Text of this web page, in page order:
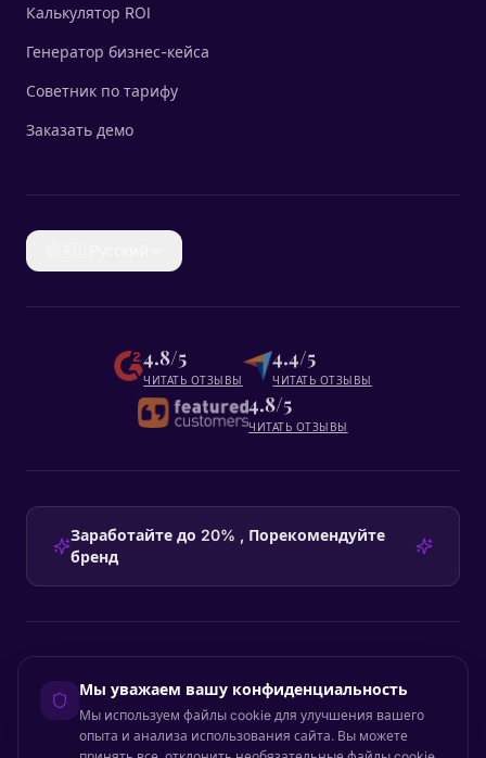
Калькулятор ROI
Генератор бизнес-кейса
Советник по тарифу
Заказать демо
4.8/5
ЧИТАТЬ ОТЗЫВЫ
4.4/5
ЧИТАТЬ ОТЗЫВЫ
4.8/5
ЧИТАТЬ ОТЗЫВЫ
Заработайте до 20% , Порекомендуйте
бренд
Certainly Group ApS
C/O GRROW, Pilestræde 52A · 1112 København K · Denmark
Мы уважаем вашу конфиденциальность
Мы используем файлы cookie для улучшения вашего
опыта и анализа использования сайта. Вы можете